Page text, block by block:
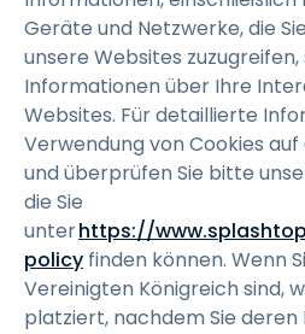
Geräte und Netzwerke, die
unsere Websites
Informationen über Ihre
Websites. Für detaillierte
Verwendung von Cookies
und überprüfen Sie bitte
die Sie
unterhttps://
policy finden können. Wenn
Vereinigten Königreich sind,
platziert, nachdem Sie deren